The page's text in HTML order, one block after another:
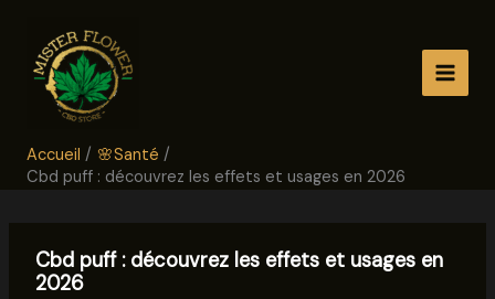
contenu
Accueil
🌸Santé
Cbd puff : découvrez les effets et usages en 2026
Cbd puff : découvrez les effets et usages en
2026